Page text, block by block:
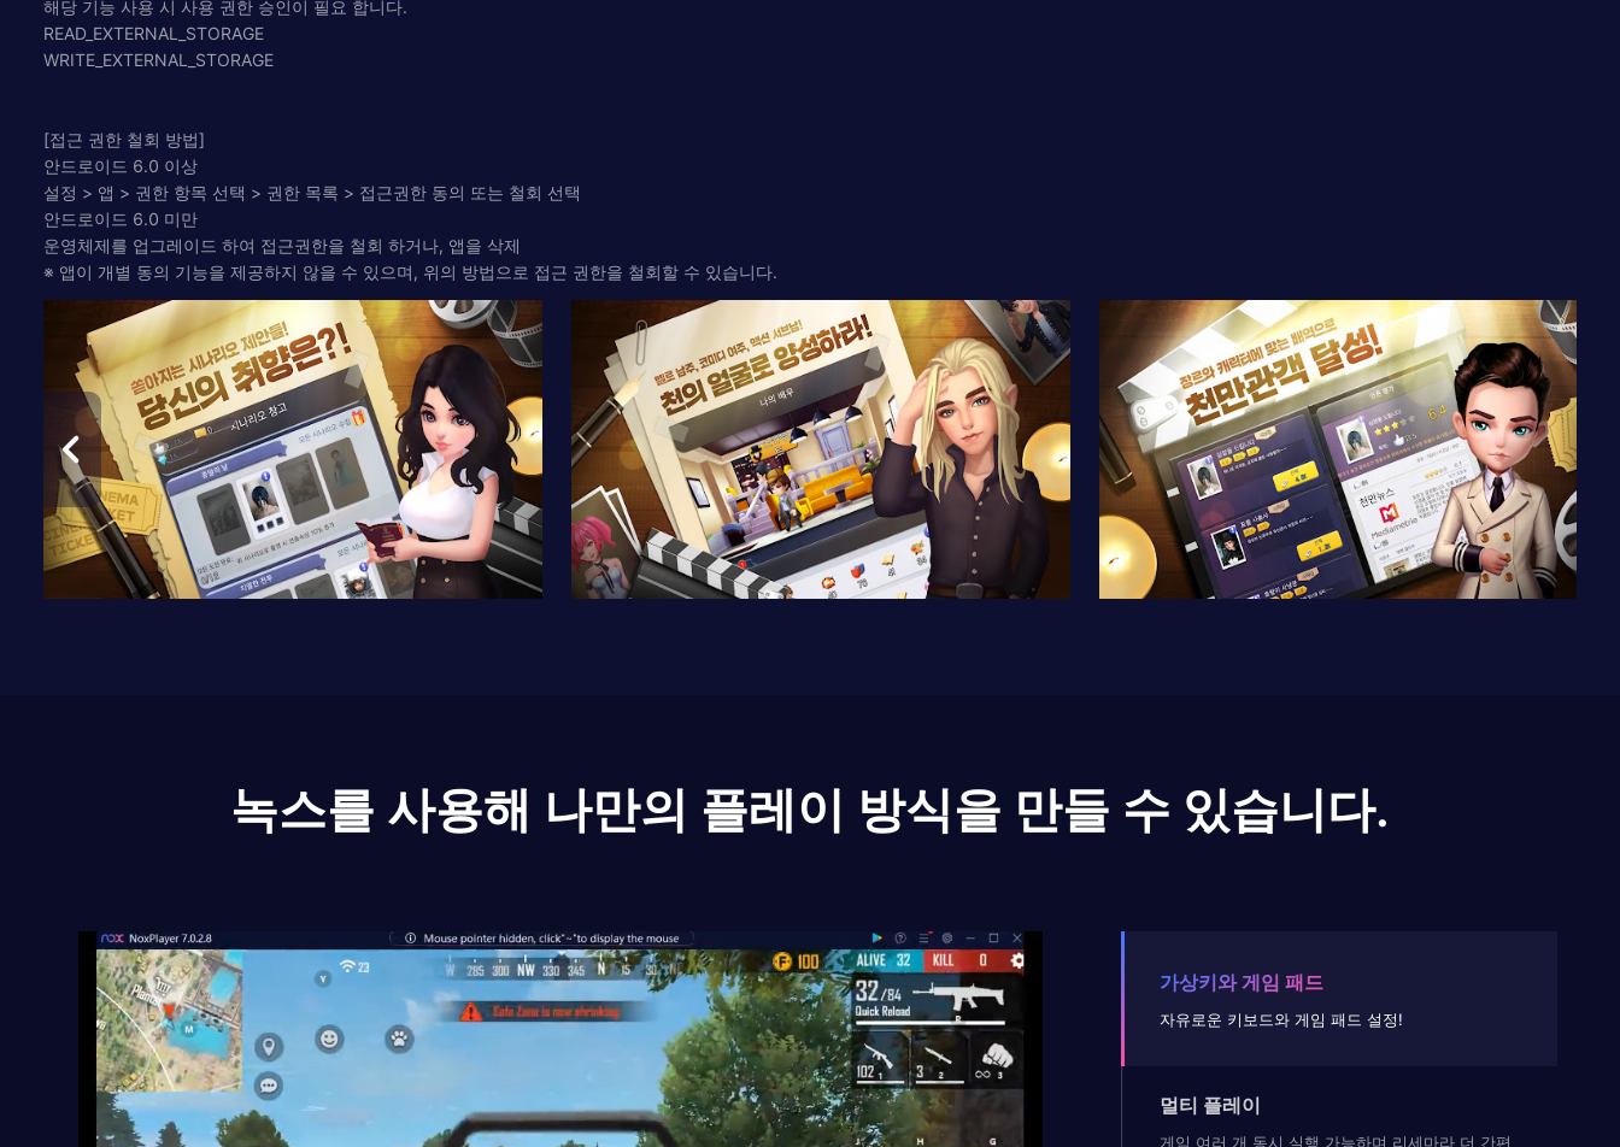
해당 기능 사용 시 사용 권한 승인이 필요 합니다.
READ_EXTERNAL_STORAGE
WRITE_EXTERNAL_STORAGE
[접근 권한 철회 방법]
안드로이드 6.0 이상
설정 > 앱 > 권한 항목 선택 > 권한 목록 > 접근권한 동의 또는 철회 선택
안드로이드 6.0 미만
운영체제를 업그레이드 하여 접근권한을 철회 하거나, 앱을 삭제
※ 앱이 개별 동의 기능을 제공하지 않을 수 있으며, 위의 방법으로 접근 권한을 철회할 수 있습니다.
녹스를 사용해 나만의 플레이 방식을 만들 수 있습니다.
가상키와 게임 패드
자유로운 키보드와 게임 패드 설정!
멀티 플레이
게임 여러 개 동시 실행 가능하며 리세마라 더 간편